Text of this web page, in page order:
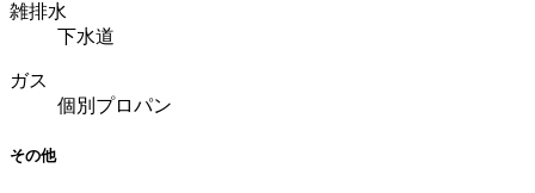
雑排水
下水道
ガス
個別プロパン
その他